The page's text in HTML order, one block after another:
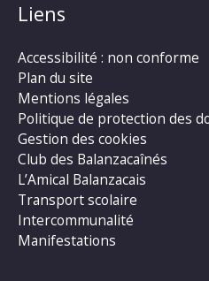
Liens
Accessibilité : non conforme
Plan du site
Mentions légales
Politique de protection des
Gestion des cookies
Club des Balanzacaînés
L’Amical Balanzacais
Transport scolaire
Intercommunalité
Manifestations